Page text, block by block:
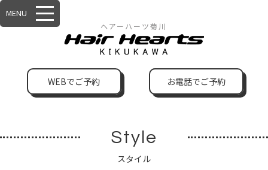
ヘアーハーツ菊川
WEBでご予約 お電話でご予約
MENU
Style
スタイル